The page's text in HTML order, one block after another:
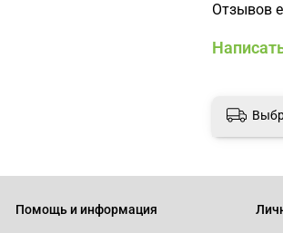
Отзывов
Помощь и информация